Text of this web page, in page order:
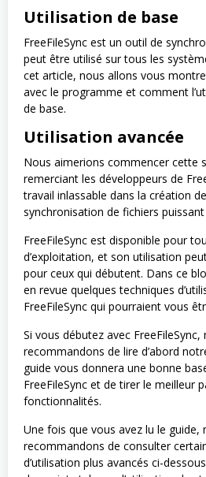
Utilisation de base
FreeFileSync est un outil de
peut être utilisé sur tous les
cet article, nous allons vous
avec le programme et comment
de base.
Utilisation avancée
Nous aimerions commencer cette
remerciant les développeurs de
travail inlassable dans la création
synchronisation de fichiers
FreeFileSync est disponible pour
d’exploitation, et son utilisation
pour ceux qui débutent. Dans ce
en revue quelques techniques
FreeFileSync qui pourraient vous
Si vous débutez avec FreeFileSync,
recommandons de lire d’abord
guide vous donnera une bonne
FreeFileSync et de tirer le meilleur
fonctionnalités.
Une fois que vous avez lu le guide,
recommandons de consulter
d’utilisation plus avancés ci-